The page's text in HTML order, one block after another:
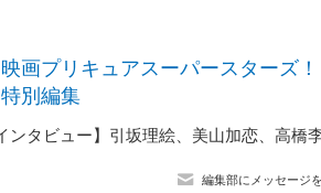
映画プリキュアスーパースターズ！
特別編集
編集部にメッセージ